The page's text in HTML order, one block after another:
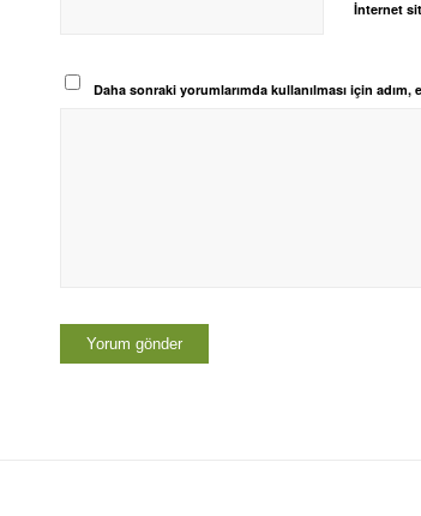
İnternet
Daha sonraki yorumlarımda kullanılması için